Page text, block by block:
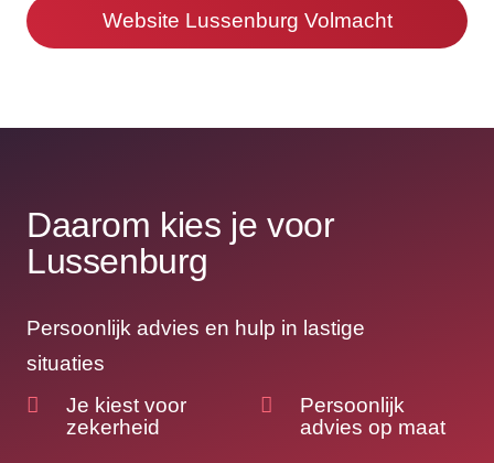
Website Lussenburg Volmacht
Daarom kies je voor
Lussenburg
Persoonlijk advies en hulp in lastige
situaties
Je kiest voor
zekerheid
Persoonlijk
advies op maat